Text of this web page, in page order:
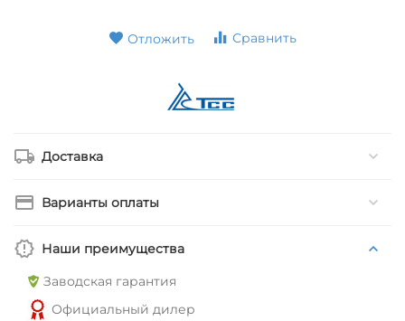
Отложить Сравнить
Доставка
Варианты оплаты
Наши преимущества
Заводская гарантия
Официальный дилер